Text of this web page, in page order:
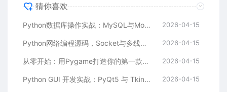
猜你喜欢
Python数据库操作实战：MySQL与MongoDB的增删改查全解析 2026-04-15
Python网络编程源码，Socket与多线程，实现聊天室与文件传输 2026-04-15
从零开始：用Pygame打造你的第一款2D小游戏 2026-04-15
Python GUI 开发实战：PyQt5 与 Tkinter 桌面应用实例详解 2026-04-15